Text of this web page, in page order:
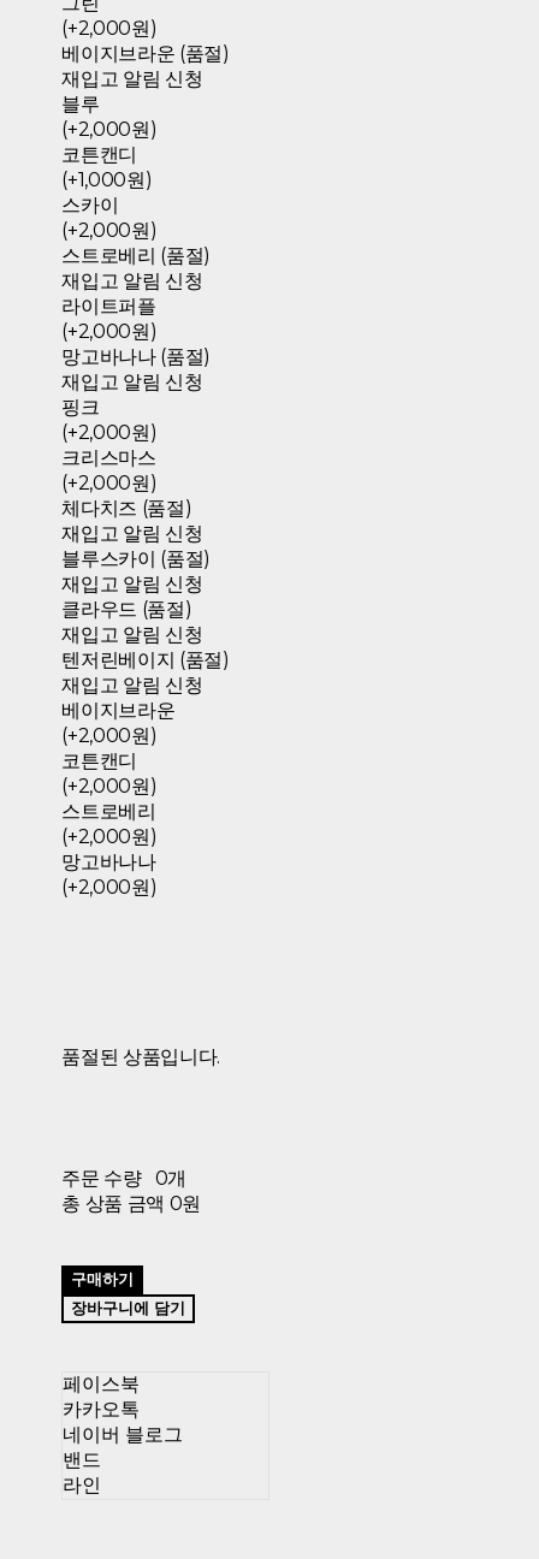
(+2,000원)
베이지브라운 (품절)
재입고 알림 신청
블루
(+2,000원)
코튼캔디
(+1,000원)
스카이
(+2,000원)
스트로베리 (품절)
재입고 알림 신청
라이트퍼플
(+2,000원)
망고바나나 (품절)
재입고 알림 신청
핑크
(+2,000원)
크리스마스
(+2,000원)
체다치즈 (품절)
재입고 알림 신청
블루스카이 (품절)
재입고 알림 신청
클라우드 (품절)
재입고 알림 신청
텐저린베이지 (품절)
재입고 알림 신청
베이지브라운
(+2,000원)
코튼캔디
(+2,000원)
스트로베리
(+2,000원)
망고바나나
(+2,000원)
품절된 상품입니다.
주문 수량
0개
총 상품 금액 0원
구매하기
장바구니에 담기
페이스북
카카오톡
네이버 블로그
밴드
라인